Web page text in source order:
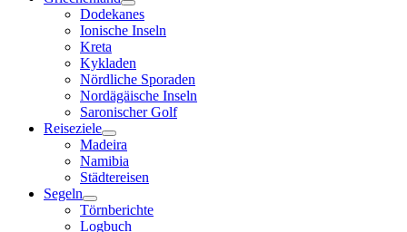
Dodekanes
Ionische Inseln
Kreta
Kykladen
Nördliche Sporaden
Nordägäische Inseln
Saronischer Golf
Reiseziele
Madeira
Namibia
Städtereisen
Segeln
Törnberichte
Logbuch